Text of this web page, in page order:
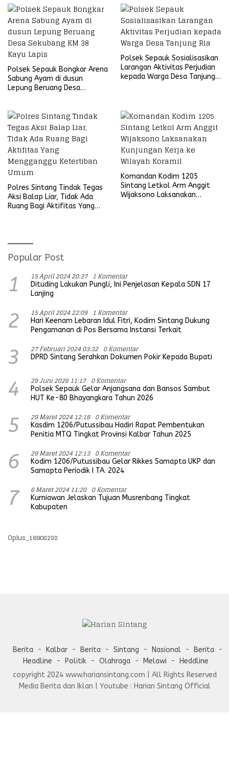
Polsek Sepauk Bongkar Arena
Sabung Ayam di dusun
Lepung Beruang Desa
Polsek Sepauk Sosialisasikan
Larangan Aktivitas Perjudian
kepada Warga Desa Tanjung
Polres Sintang Tindak Tegas
Aksi Balap Liar, Tidak Ada
Ruang Bagi Aktifitas Yang
Komandan Kodim 1205
Sintang Letkol Arm Anggit
Wijaksono Laksanakan
Popular Post
1 15 April 2024 20:37 1 Komentar
Dituding Lakukan Pungli, Ini Penjelasan Kepala SDN 17
Lanjing
2 15 April 2024 22:09 1 Komentar
Hari Keenam Lebaran Idul Fitri, Kodim Sintang Dukung
Pengamanan di Pos Bersama Instansi Terkait
3 27 Februari 2024 03:32 0 Komentar
DPRD Sintang Serahkan Dokumen Pokir Kepada Bupati
4 29 Juni 2026 11:17 0 Komentar
Polsek Sepauk Gelar Anjangsana dan Bansos Sambut
HUT Ke-80 Bhayangkara Tahun 2026
5 29 Maret 2024 12:18 0 Komentar
Kasdim 1206/Putussibau Hadiri Rapat Pembentukan
Penitia MTQ Tingkat Provinsi Kalbar Tahun 2025
6 29 Maret 2024 12:13 0 Komentar
Kodim 1206/Putussibau Gelar Rikkes Samapta UKP dan
Samapta Periodik I TA. 2024
7 6 Maret 2024 11:20 0 Komentar
Kurniawan Jelaskan Tujuan Musrenbang Tingkat
Kabupaten
Oplus_16908288
Berita Kalbar Berita Sintang Nasional
Berita
Headline
Politik Olahraga Melawi
Heddline
copyright 2024 www.hariansintang.com | All Rights Reserved
Media Berita dan Iklan | Youtube : Harian Sintang Official